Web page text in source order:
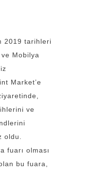
2019 tarihleri
Mobilya
Market’e
ve
oldu.
fuarı olması
bu fuara,